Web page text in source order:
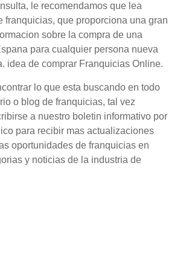
le recomendamos que lea
franquicias, que proporciona una gran
sobre la compra de una
para cualquier persona nueva
idea de comprar Franquicias Online.
lo que esta buscando en todo
o blog de franquicias, tal vez
a nuestro boletin informativo por
para recibir mas actualizaciones
oportunidades de franquicias en
y noticias de la industria de